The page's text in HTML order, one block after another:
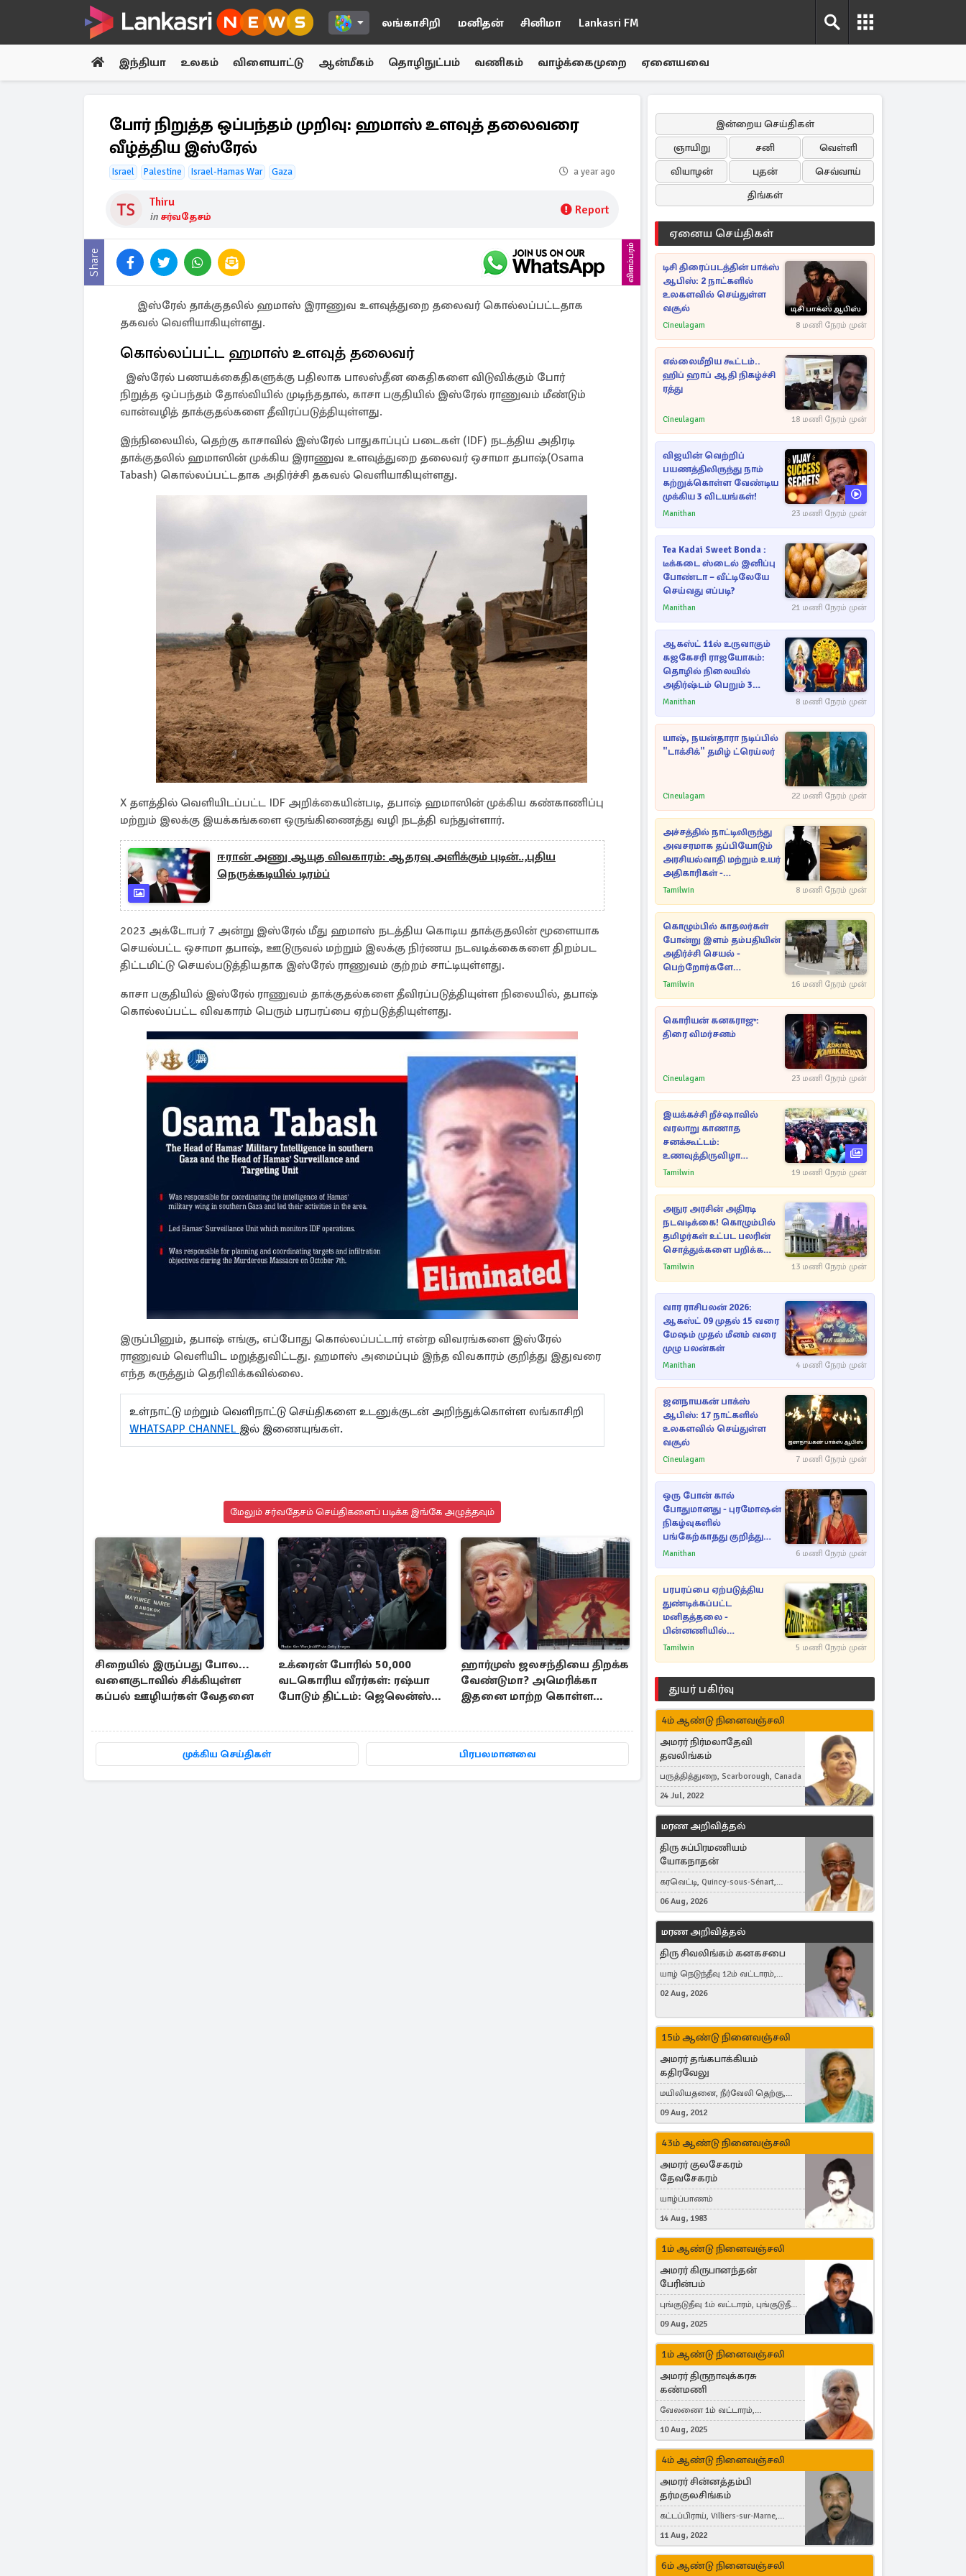
லங்காசிறி மனிதன் சினிமா Lankasri FM
இந்தியா உலகம் விளையாட்டு ஆன்மீகம் தொழிநுட்பம் வணிகம் வாழ்க்கைமுறை ஏனையவை
போர் நிறுத்த ஒப்பந்தம் முறிவு: ஹமாஸ் உளவுத் தலைவரை
வீழ்த்திய இஸ்ரேல்
Israel Palestine Israel-Hamas War Gaza a year ago
Thiru
in சர்வதேசம் Report
Share விளம்பரம்
இஸ்ரேல் தாக்குதலில் ஹமாஸ் இராணுவ உளவுத்துறை தலைவர் கொல்லப்பட்டதாக
தகவல் வெளியாகியுள்ளது.
கொல்லப்பட்ட ஹமாஸ் உளவுத் தலைவர்
இஸ்ரேல் பணயக்கைதிகளுக்கு பதிலாக பாலஸ்தீன கைதிகளை விடுவிக்கும் போர்
நிறுத்த ஒப்பந்தம் தோல்வியில் முடிந்ததால், காசா பகுதியில் இஸ்ரேல் ராணுவம் மீண்டும்
வான்வழித் தாக்குதல்களை தீவிரப்படுத்தியுள்ளது.
இந்நிலையில், தெற்கு காசாவில் இஸ்ரேல் பாதுகாப்புப் படைகள் (IDF) நடத்திய அதிரடி
தாக்குதலில் ஹமாஸின் முக்கிய இராணுவ உளவுத்துறை தலைவர் ஒசாமா தபாஷ்(Osama
Tabash) கொல்லப்பட்டதாக அதிர்ச்சி தகவல் வெளியாகியுள்ளது.
X தளத்தில் வெளியிடப்பட்ட IDF அறிக்கையின்படி, தபாஷ் ஹமாஸின் முக்கிய கண்காணிப்பு
மற்றும் இலக்கு இயக்கங்களை ஒருங்கிணைத்து வழி நடத்தி வந்துள்ளார்.
ஈரான் அணு ஆயுத விவகாரம்: ஆதரவு அளிக்கும் புடின்..,புதிய
நெருக்கடியில் டிரம்ப்
2023 அக்டோபர் 7 அன்று இஸ்ரேல் மீது ஹமாஸ் நடத்திய கொடிய தாக்குதலின் மூளையாக
செயல்பட்ட ஒசாமா தபாஷ், ஊடுருவல் மற்றும் இலக்கு நிர்ணய நடவடிக்கைகளை திறம்பட
திட்டமிட்டு செயல்படுத்தியதாக இஸ்ரேல் ராணுவம் குற்றம் சாட்டியுள்ளது.
காசா பகுதியில் இஸ்ரேல் ராணுவம் தாக்குதல்களை தீவிரப்படுத்தியுள்ள நிலையில், தபாஷ்
கொல்லப்பட்ட விவகாரம் பெரும் பரபரப்பை ஏற்படுத்தியுள்ளது.
இருப்பினும், தபாஷ் எங்கு, எப்போது கொல்லப்பட்டார் என்ற விவரங்களை இஸ்ரேல்
ராணுவம் வெளியிட மறுத்துவிட்டது. ஹமாஸ் அமைப்பும் இந்த விவகாரம் குறித்து இதுவரை
எந்த கருத்தும் தெரிவிக்கவில்லை.
உள்நாட்டு மற்றும் வெளிநாட்டு செய்திகளை உடனுக்குடன் அறிந்துக்கொள்ள லங்காசிறி
WHATSAPP CHANNEL இல் இணையுங்கள்.
மேலும் சர்வதேசம் செய்திகளைப் படிக்க இங்கே அழுத்தவும்
சிறையில் இருப்பது போல...
வளைகுடாவில் சிக்கியுள்ள
கப்பல் ஊழியர்கள் வேதனை
உக்ரைன் போரில் 50,000
வடகொரிய வீரர்கள்: ரஷ்யா
போடும் திட்டம்: ஜெலென்ஸ்கி
ஹார்முஸ் ஜலசந்தியை திறக்க
வேண்டுமா? அமெரிக்கா
இதனை மாற்ற கொள்ள
முக்கிய செய்திகள் பிரபலமானவை
இன்றைய செய்திகள்
ஞாயிறு
சனி
வெள்ளி
வியாழன்
புதன்
செவ்வாய்
திங்கள்
ஏனைய செய்திகள்
டிசி திரைப்படத்தின் பாக்ஸ்
ஆபிஸ்: 2 நாட்களில்
உலகளவில் செய்துள்ள
வசூல்
Cineulagam 8 மணி நேரம் முன்
எல்லைமீறிய கூட்டம்..
ஹிப் ஹாப் ஆதி நிகழ்ச்சி
ரத்து
Cineulagam 18 மணி நேரம் முன்
விஜயின் வெற்றிப்
பயணத்திலிருந்து நாம்
கற்றுக்கொள்ள வேண்டிய
முக்கிய 3 விடயங்கள்!
Manithan 23 மணி நேரம் முன்
Tea Kadai Sweet Bonda :
டீக்கடை ஸ்டைல் இனிப்பு
போண்டா – வீட்டிலேயே
செய்வது எப்படி?
Manithan 21 மணி நேரம் முன்
ஆகஸ்ட் 11ல் உருவாகும்
கஜகேசரி ராஜயோகம்:
தொழில் நிலையில்
அதிர்ஷ்டம் பெறும் 3
ராசிகள்!
Manithan 8 மணி நேரம் முன்
யாஷ், நயன்தாரா நடிப்பில்
"டாக்சிக்" தமிழ் ட்ரெய்லர்
Cineulagam 22 மணி நேரம் முன்
அச்சத்தில் நாட்டிலிருந்து
அவசரமாக தப்பியோடும்
அரசியல்வாதி மற்றும் உயர்
அதிகாரிகள் -
ஆதாரங்களுடன்
புலனாய்வாளர்கள்
Tamilwin 8 மணி நேரம் முன்
கொழும்பில் காதலர்கள்
போன்று இளம் தம்பதியின்
அதிர்ச்சி செயல் -
பெற்றோர்களே
எச்சரிக்கை
Tamilwin 16 மணி நேரம் முன்
கொரியன் கனகராஜு:
திரை விமர்சனம்
Cineulagam 23 மணி நேரம் முன்
இயக்கச்சி றீச்ஷாவில்
வரலாறு காணாத
சனக்கூட்டம்:
உணவுத்திருவிழா
இடைநிறுத்தம்
Tamilwin 19 மணி நேரம் முன்
அநுர அரசின் அதிரடி
நடவடிக்கை! கொழும்பில்
தமிழர்கள் உட்பட பலரின்
சொத்துக்களை பறிக்க
நடவடிக்கை
Tamilwin 13 மணி நேரம் முன்
வார ராசிபலன் 2026:
ஆகஸ்ட் 09 முதல் 15 வரை
மேஷம் முதல் மீனம் வரை
முழு பலன்கள்
Manithan 4 மணி நேரம் முன்
ஜனநாயகன் பாக்ஸ்
ஆபிஸ்: 17 நாட்களில்
உலகளவில் செய்துள்ள
வசூல்
Cineulagam 7 மணி நேரம் முன்
ஒரு போன் கால்
போதுமானது - புரமோஷன்
நிகழ்வுகளில்
பங்கேற்காதது குறித்து
நயன்தாரா ஓபன் டாக்!
Manithan 6 மணி நேரம் முன்
பரபரப்பை ஏற்படுத்திய
துண்டிக்கப்பட்ட
மனிதத்தலை -
பின்னணியில்
மறைந்துள்ள மர்மம்
Tamilwin 5 மணி நேரம் முன்
துயர் பகிர்வு
4ம் ஆண்டு நினைவஞ்சலி
அமரர் நிர்மலாதேவி
தவலிங்கம்
பருத்தித்துறை, Scarborough, Canada
24 Jul, 2022
மரண அறிவித்தல்
திரு சுப்பிரமணியம்
யோகநாதன்
கரவெட்டி, Quincy-sous-Sénart,
France
06 Aug, 2026
மரண அறிவித்தல்
திரு சிவலிங்கம் கனகசபை
யாழ் நெடுந்தீவு 12ம் வட்டாரம்,
Jaffna, நயினாதீவு, London, United
02 Aug, 2026
15ம் ஆண்டு நினைவஞ்சலி
அமரர் தங்கபாக்கியம்
கதிரவேலு
மயிலியதனை, நீர்வேலி தெற்கு,
Herning, Denmark
09 Aug, 2012
43ம் ஆண்டு நினைவஞ்சலி
அமரர் குலசேகரம்
தேவசேகரம்
யாழ்ப்பாணம்
14 Aug, 1983
1ம் ஆண்டு நினைவஞ்சலி
அமரர் கிருபானந்தன்
பேரின்பம்
புங்குடுதீவு 1ம் வட்டாரம், புங்குடுதீவு,
India, Lausanne, Switzerland
09 Aug, 2025
1ம் ஆண்டு நினைவஞ்சலி
அமரர் திருநாவுக்கரசு
கண்மணி
வேலணை 1ம் வட்டாரம்,
மண்கும்பான் மேற்கு, Liestal,
Switzerland
10 Aug, 2025
4ம் ஆண்டு நினைவஞ்சலி
அமரர் சின்னத்தம்பி
தர்மகுலசிங்கம்
கட்டப்பிராய், Villiers-sur-Marne,
France
11 Aug, 2022
6ம் ஆண்டு நினைவஞ்சலி